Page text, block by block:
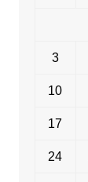
3
10
17
24